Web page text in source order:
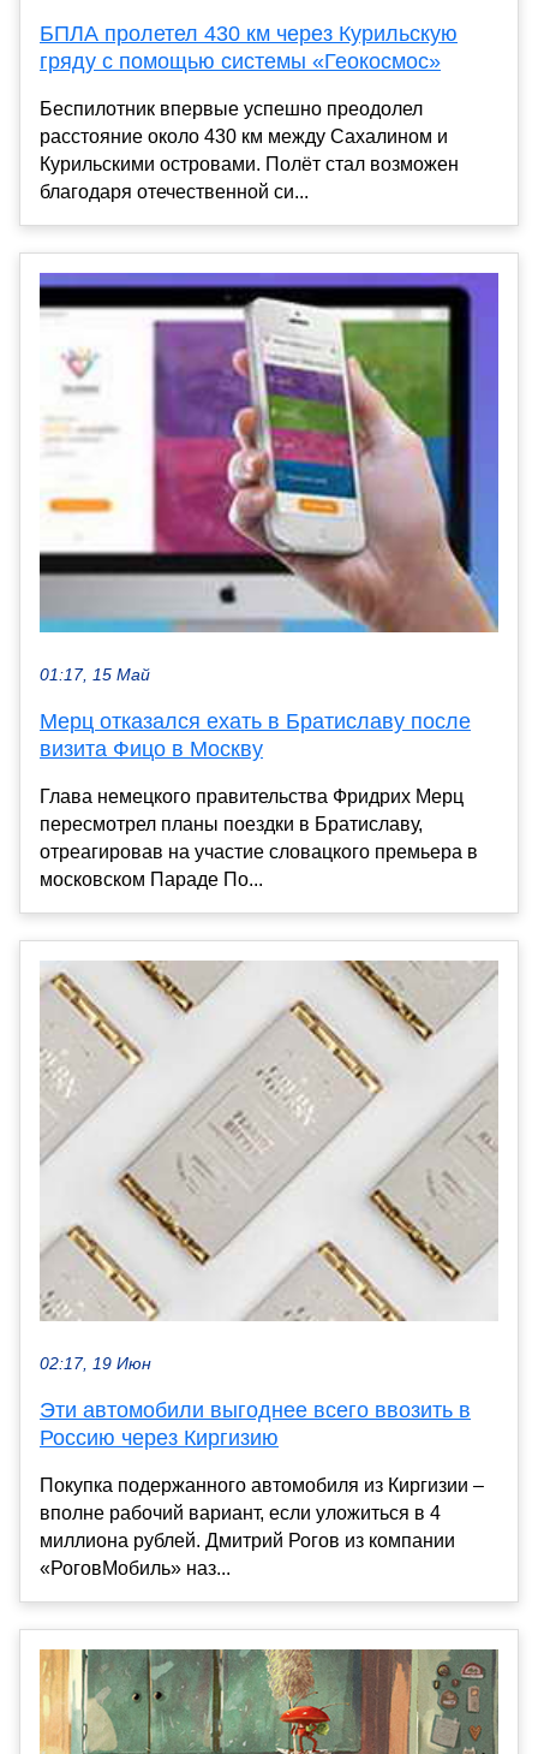
БПЛА пролетел 430 км через Курильскую
гряду c помощью системы «Геокосмос»
Беспилотник впервые успешно преодолел
расстояние около 430 км между Сахалином и
Курильскими островами. Полёт стал возможен
благодаря отечественной си...
01:17, 15 Май
Мерц отказался ехать в Братиславу после
визита Фицо в Москву
Глава немецкого правительства Фридрих Мерц
пересмотрел планы поездки в Братиславу,
отреагировав на участие словацкого премьера в
московском Параде По...
02:17, 19 Июн
Эти автомобили выгоднее всего ввозить в
Россию через Киргизию
Покупка подержанного автомобиля из Киргизии –
вполне рабочий вариант, если уложиться в 4
миллиона рублей. Дмитрий Рогов из компании
«РоговМобиль» наз...